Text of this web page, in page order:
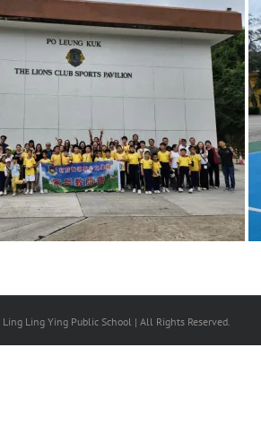
Ling Ying Public School | All Rights Reserved.